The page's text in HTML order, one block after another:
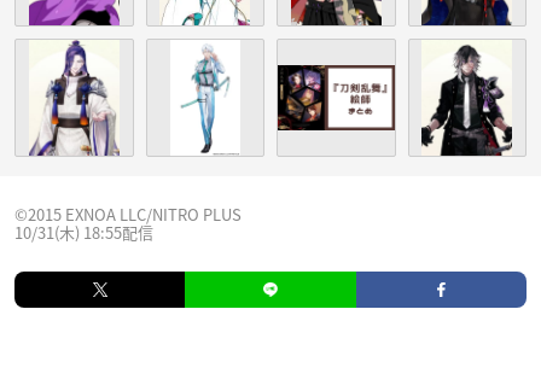
©2015 EXNOA LLC/NITRO PLUS
10/31(木) 18:55配信